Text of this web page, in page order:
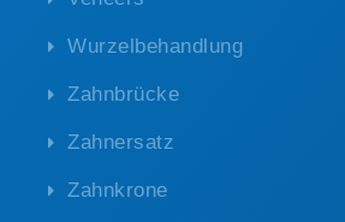
Wurzelbehandlung
Zahnbrücke
Zahnersatz
Zahnkrone